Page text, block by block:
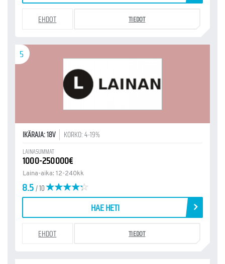
EHDOT TIEDOT
5
IKÄRAJA: 18V KORKO: 4-19%
LAINASUMMAT
1000-250000€
Laina-aika: 12-240kk
8.5/ 10
HAE HETI
EHDOT TIEDOT